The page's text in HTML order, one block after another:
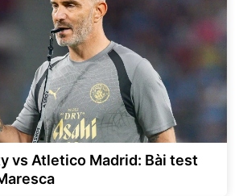
vs Atletico Madrid: Bài test